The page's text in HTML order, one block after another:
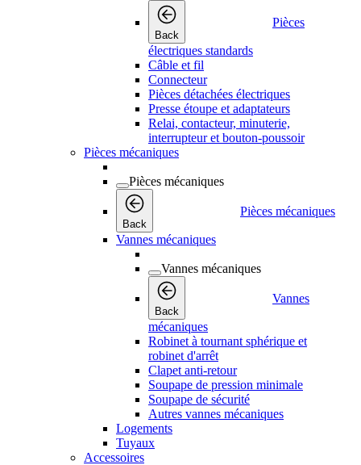
Back
Pièces
électriques standards
Câble et fil
Connecteur
Pièces détachées électriques
Presse étoupe et adaptateurs
Relai, contacteur, minuterie,
interrupteur et bouton-poussoir
Pièces mécaniques
Pièces mécaniques
Back
Pièces mécaniques
Vannes mécaniques
Vannes mécaniques
Back
Vannes
mécaniques
Robinet à tournant sphérique et
robinet d'arrêt
Clapet anti-retour
Soupape de pression minimale
Soupape de sécurité
Autres vannes mécaniques
Logements
Tuyaux
Accessoires